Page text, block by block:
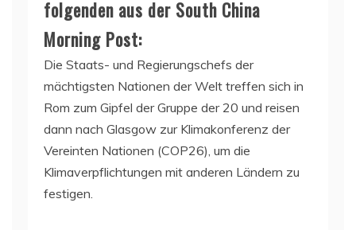
folgenden aus der South China
Morning Post:
Die Staats- und Regierungschefs der
mächtigsten Nationen der Welt treffen sich in
Rom zum Gipfel der Gruppe der 20 und reisen
dann nach Glasgow zur Klimakonferenz der
Vereinten Nationen (COP26), um die
Klimaverpflichtungen mit anderen Ländern zu
festigen.